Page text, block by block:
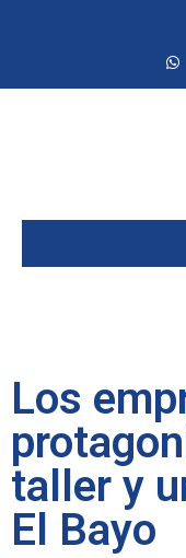
Los
taller y
El Bayo